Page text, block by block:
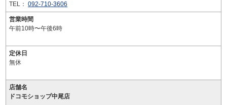
TEL： 092-710-3606
営業時間
午前10時〜午後6時
定休日
無休
店舗名
ドコモショップ中尾店